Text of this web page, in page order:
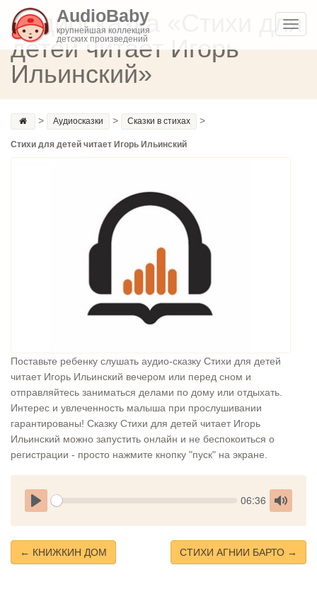
AudioBaby
крупнейшая коллекция
детских произведений
Аудиосказка «Стихи для
детей читает Игорь
Ильинский»
> Аудиосказки > Сказки в стихах >
Стихи для детей читает Игорь Ильинский
Поставьте ребенку слушать аудио-сказку Стихи для детей
читает Игорь Ильинский вечером или перед сном и
отправляйтесь заниматься делами по дому или отдыхать.
Интерес и увлеченность малыша при прослушивании
гарантированы! Сказку Стихи для детей читает Игорь
Ильинский можно запустить онлайн и не беспокоиться о
регистрации - просто нажмите кнопку "пуск" на экране.
Play
Current
06:36
Toggle
← КНИЖКИН ДОМ СТИХИ АГНИИ БАРТО →